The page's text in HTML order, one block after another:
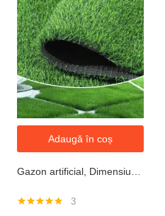
Adaugă în coș
3